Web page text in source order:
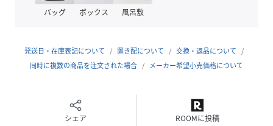
性別タイプ ユニセックス
サイズ FREE
バッグ ボックス 風呂敷
発送日・在庫表記について 置き配について
交換・返品について
同時に複数の商品を注文された場合
メーカー希望小売価格について
シェア ROOMに投稿